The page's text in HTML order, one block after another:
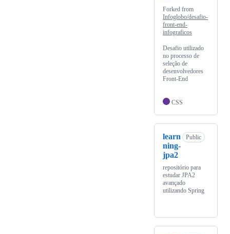
Forked from
Infoglobo/desafio-
front-end-
infograficos
Desafio utilizado
no processo de
seleção de
desenvolvedores
Front-End
CSS
learn
ning-
jpa2
Public
repositório para
estudar JPA2
avançado
utilizando Spring